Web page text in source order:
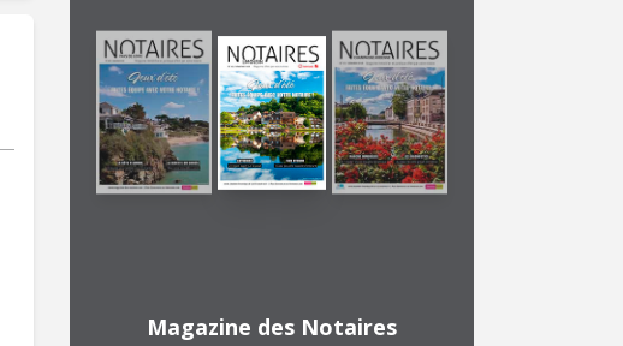
Magazine des Notaires